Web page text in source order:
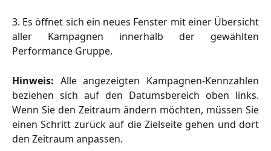
3. Es öffnet sich ein neues Fenster mit einer Übersicht
aller Kampagnen innerhalb der gewählten
Performance Gruppe.
Hinweis: Alle angezeigten Kampagnen-Kennzahlen
beziehen sich auf den Datumsbereich oben links.
Wenn Sie den Zeitraum ändern möchten, müssen Sie
einen Schritt zurück auf die Zielseite gehen und dort
den Zeitraum anpassen.